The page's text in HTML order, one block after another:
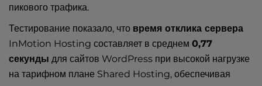
пикового трафика.
Тестирование показало, что время отклика сервера
InMotion Hosting составляет в среднем 0,77
секунды для сайтов WordPress при высокой нагрузке
на тарифном плане Shared Hosting, обеспечивая